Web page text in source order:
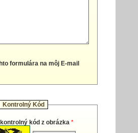
formulára na môj E-mail
Kontrolný Kód
kód z obrázka *